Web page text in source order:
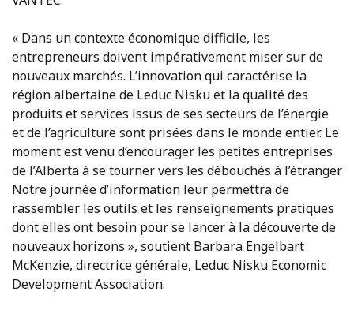
« Dans un contexte économique difficile, les
entrepreneurs doivent impérativement miser sur de
nouveaux marchés. L’innovation qui caractérise la
région albertaine de Leduc Nisku et la qualité des
produits et services issus de ses secteurs de l’énergie
et de l’agriculture sont prisées dans le monde entier. Le
moment est venu d’encourager les petites entreprises
de l’Alberta à se tourner vers les débouchés à l’étranger.
Notre journée d’information leur permettra de
rassembler les outils et les renseignements pratiques
dont elles ont besoin pour se lancer à la découverte de
nouveaux horizons », soutient Barbara Engelbart
McKenzie, directrice générale, Leduc Nisku Economic
Development Association.